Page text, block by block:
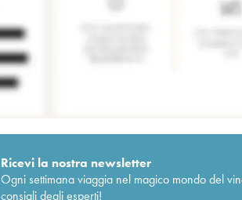
Ricevi la nostra newsletter
Ogni settimana viaggia nel magico mondo del
consigli degli esperti!